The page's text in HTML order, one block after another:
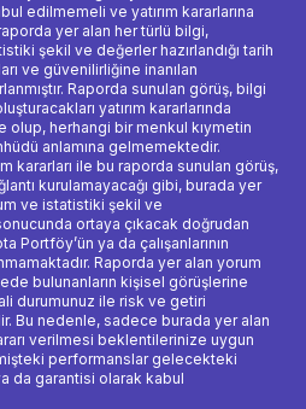
edilmemeli ve yatırım kararlarına
yer alan her türlü bilgi,
şekil ve değerler hazırlandığı tarih
ve güvenilirliğine inanılan
Raporda sunulan görüş, bilgi
yatırım kararlarında
olup, herhangi bir menkul kıymetin
anlamına gelmemektedir.
kararları ile bu raporda sunulan görüş,
kurulamayacağı gibi, burada yer
ve istatistiki şekil ve
ortaya çıkacak doğrudan
Portföy’ün ya da çalışanlarının
Raporda yer alan yorum
bulunanların kişisel görüşlerine
durumunuz ile risk ve getiri
Bu nedenle, sadece burada yer alan
verilmesi beklentilerinize uygun
performanslar gelecekteki
da garantisi olarak kabul